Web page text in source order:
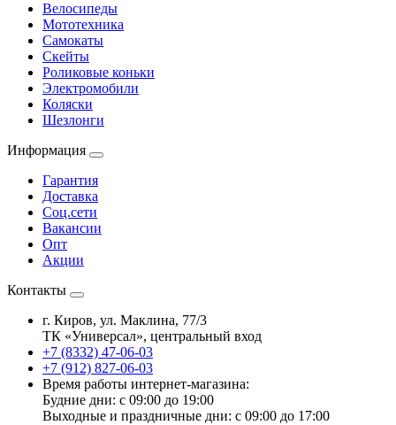
Велосипеды
Мототехника
Самокаты
Скейты
Роликовые коньки
Электромобили
Коляски
Шезлонги
Информация
Гарантия
Доставка
Соц.сети
Вакансии
Опт
Акции
Контакты
г. Киров, ул. Маклина, 77/3
ТК «Универсал», центральный вход
+7 (8332) 47-06-03
+7 (912) 827-06-03
Время работы интернет-магазина:
Будние дни: с 09:00 до 19:00
Выходные и праздничные дни: с 09:00 до 17:00